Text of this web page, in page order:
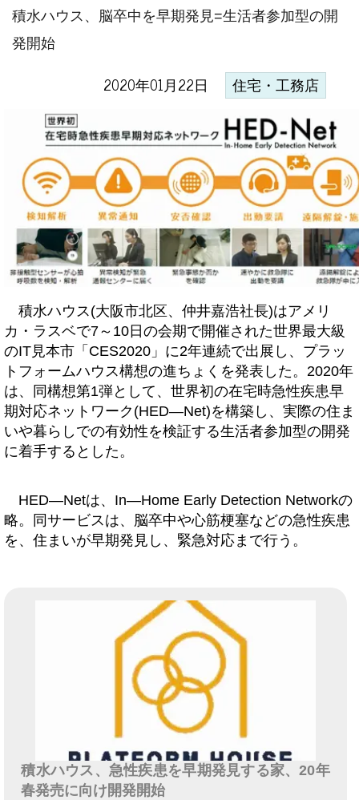
積水ハウス、脳卒中を早期発見=生活者参加型の開
発開始
2020年01月22日 住宅・工務店
積水ハウス(大阪市北区、仲井嘉浩社長)はアメリ
カ・ラスベで7～10日の会期で開催された世界最大級
のIT見本市「CES2020」に2年連続で出展し、プラッ
トフォームハウス構想の進ちょくを発表した。2020年
は、同構想第1弾として、世界初の在宅時急性疾患早
期対応ネットワーク(HED―Net)を構築し、実際の住ま
いや暮らしでの有効性を検証する生活者参加型の開発
に着手するとした。
HED―Netは、In―Home Early Detection Networkの
略。同サービスは、脳卒中や心筋梗塞などの急性疾患
を、住まいが早期発見し、緊急対応まで行う。
積水ハウス、急性疾患を早期発見する家、20年
春発売に向け開発開始